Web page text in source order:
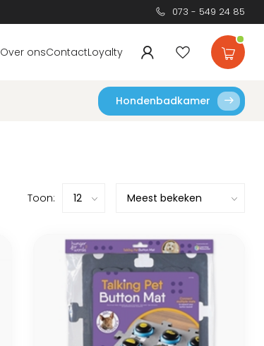
073 - 549 24 85
Over onsContactLoyalty
Hondenbadkamer
Toon: